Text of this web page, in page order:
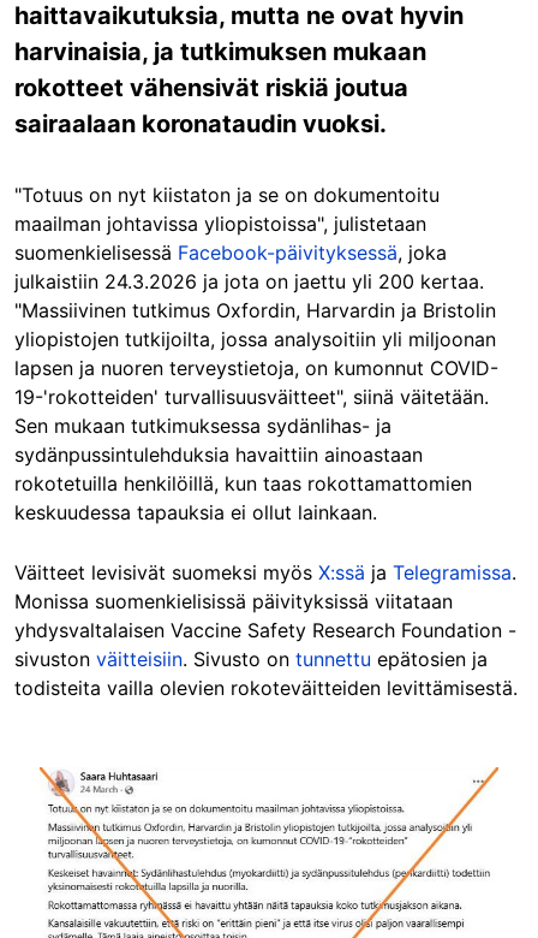
haittavaikutuksia, mutta ne ovat hyvin
harvinaisia, ja tutkimuksen mukaan
rokotteet vähensivät riskiä joutua
sairaalaan koronataudin vuoksi.
"Totuus on nyt kiistaton ja se on dokumentoitu
maailman johtavissa yliopistoissa", julistetaan
suomenkielisessä Facebook-päivityksessä, joka
julkaistiin 24.3.2026 ja jota on jaettu yli 200 kertaa.
"Massiivinen tutkimus Oxfordin, Harvardin ja Bristolin
yliopistojen tutkijoilta, jossa analysoitiin yli miljoonan
lapsen ja nuoren terveystietoja, on kumonnut COVID-
19-'rokotteiden' turvallisuusväitteet", siinä väitetään.
Sen mukaan tutkimuksessa sydänlihas- ja
sydänpussintulehduksia havaittiin ainoastaan
rokotetuilla henkilöillä, kun taas rokottamattomien
keskuudessa tapauksia ei ollut lainkaan.
Väitteet levisivät suomeksi myös X:ssä ja Telegramissa.
Monissa suomenkielisissä päivityksissä viitataan
yhdysvaltalaisen Vaccine Safety Research Foundation -
sivuston väitteisiin. Sivusto on tunnettu epätosien ja
todisteita vailla olevien rokoteväitteiden levittämisestä.
Image